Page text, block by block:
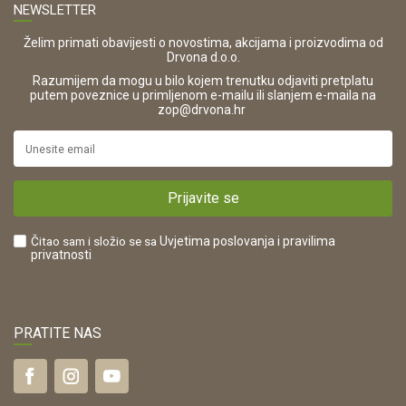
OIB:
42821181683
16280
https://www.drvona.hr/
POREZNI BROJ:
Zaštita privatnosti i osobnih podataka
Korištenje kolačića
Pravo na odustajanje i jednostrani raskid ugovora
Reklamacije
Plaćanje karticama
Što dobivam registracijom?
NEWSLETTER
Želim primati obavijesti o novostima, akcijama i proizvodima od
Drvona d.o.o.
Razumijem da mogu u bilo kojem trenutku odjaviti pretplatu
putem poveznice u primljenom e-mailu ili slanjem e-maila na
zop@drvona.hr
Prijavite se
Čitao sam i složio se sa Uvjetima poslovanja i pravilima
privatnosti
PRATITE NAS